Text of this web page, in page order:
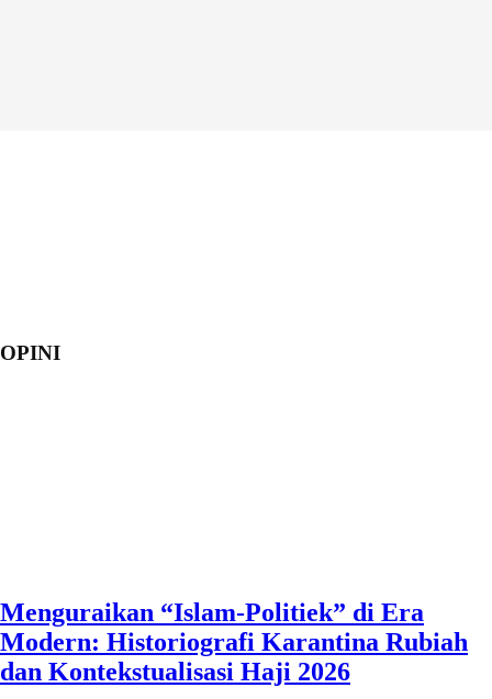
OPINI
Menguraikan “Islam-Politiek” di Era
Modern: Historiografi Karantina Rubiah
dan Kontekstualisasi Haji 2026